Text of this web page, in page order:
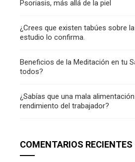
Psoriasis, más allá de la piel
¿Crees que existen tabúes sobre
estudio lo confirma.
Beneficios de la Meditación en tu
todos?
¿Sabías que una mala
rendimiento del trabajador?
COMENTARIOS RECIENTES